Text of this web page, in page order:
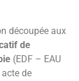
découpée aux
de
(EDF – EAU
de